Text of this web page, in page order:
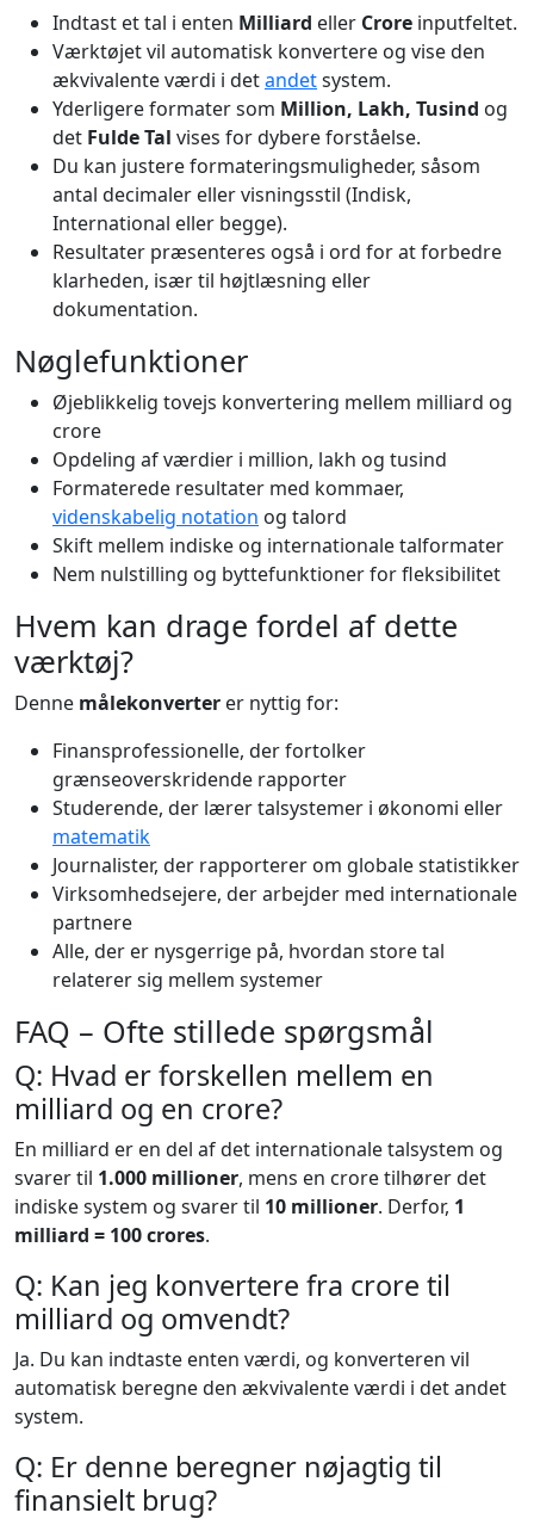
Indtast et tal i enten Milliard eller Crore inputfeltet.
Værktøjet vil automatisk konvertere og vise den
ækvivalente værdi i detandetsystem.
Yderligere formater som Million, Lakh, Tusind og
det Fulde Tal vises for dybere forståelse.
Du kan justere formateringsmuligheder, såsom
antal decimaler eller visningsstil (Indisk,
International eller begge).
Resultater præsenteres også i ord for at forbedre
klarheden, især til højtlæsning eller
dokumentation.
Nøglefunktioner
Øjeblikkelig tovejs konvertering mellem milliard og
crore
Opdeling af værdier i million, lakh og tusind
Formaterede resultater med kommaer,
videnskabelig notation og talord
Skift mellem indiske og internationale talformater
Nem nulstilling og byttefunktioner for fleksibilitet
Hvem kan drage fordel af dette
værktøj?
Denne målekonverter er nyttig for:
Finansprofessionelle, der fortolker
grænseoverskridende rapporter
Studerende, der lærer talsystemer i økonomi eller
matematik
Journalister, der rapporterer om globale statistikker
Virksomhedsejere, der arbejder med internationale
partnere
Alle, der er nysgerrige på, hvordan store tal
relaterer sig mellem systemer
FAQ – Ofte stillede spørgsmål
Q: Hvad er forskellen mellem en
milliard og en crore?
En milliard er en del af det internationale talsystem og
svarer til 1.000 millioner, mens en crore tilhører det
indiske system og svarer til 10 millioner. Derfor, 1
milliard = 100 crores.
Q: Kan jeg konvertere fra crore til
milliard og omvendt?
Ja. Du kan indtaste enten værdi, og konverteren vil
automatisk beregne den ækvivalente værdi i det andet
system.
Q: Er denne beregner nøjagtig til
finansielt brug?